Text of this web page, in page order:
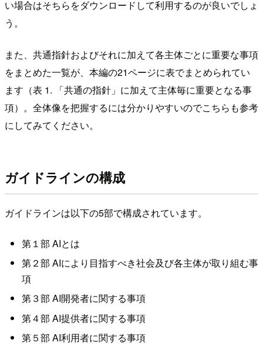
い場合はそちらをダウンロードして利用するのが良いでしょ
う。
また、共通指針およびそれに加えて各主体ごとに重要な事項
をまとめた一覧が、本編の21ページに表でまとめられてい
ます（表 1. 「共通の指針」に加えて主体毎に重要となる事
項）。全体像を把握するには分かりやすいのでこちらも参考
にしてみてください。
ガイドラインの構成
ガイドラインは以下の5部で構成されています。
第１部 AIとは
第２部 AIにより目指すべき社会及び各主体が取り組む事
項
第３部 AI開発者に関する事項
第４部 AI提供者に関する事項
第５部 AI利用者に関する事項